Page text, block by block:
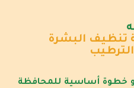
تنظيف البشرة
خطوة أساسية للمحافظة